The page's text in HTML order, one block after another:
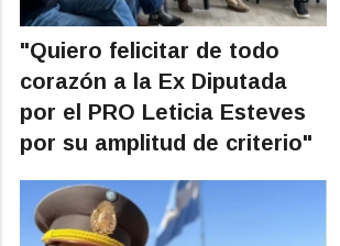
"Quiero felicitar de todo
corazón a la Ex Diputada
por el PRO Leticia Esteves
por su amplitud de criterio"